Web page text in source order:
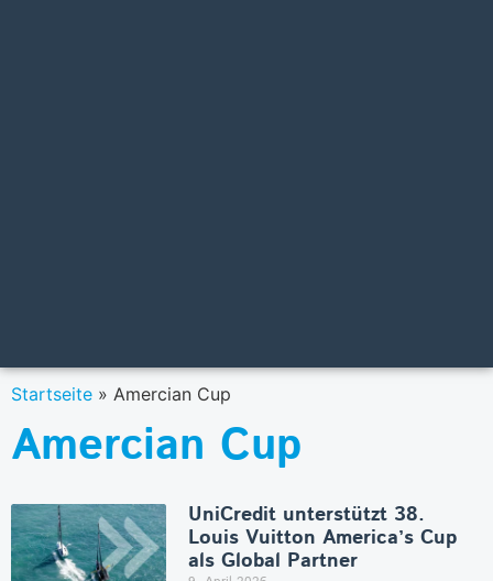
Startseite » Amercian Cup
Amercian Cup
UniCredit unterstützt 38.
Louis Vuitton America’s Cup
als Global Partner